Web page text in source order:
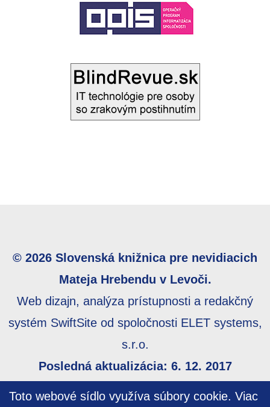
Toto webové sídlo využíva súbory cookie. Viac
© 2026 Slovenská knižnica pre nevidiacich
Mateja Hrebendu v Levoči.
Web dizajn, analýza prístupnosti a redakčný
systém SwiftSite od spoločnosti ELET systems,
s.r.o.
Posledná aktualizácia: 6. 12. 2017